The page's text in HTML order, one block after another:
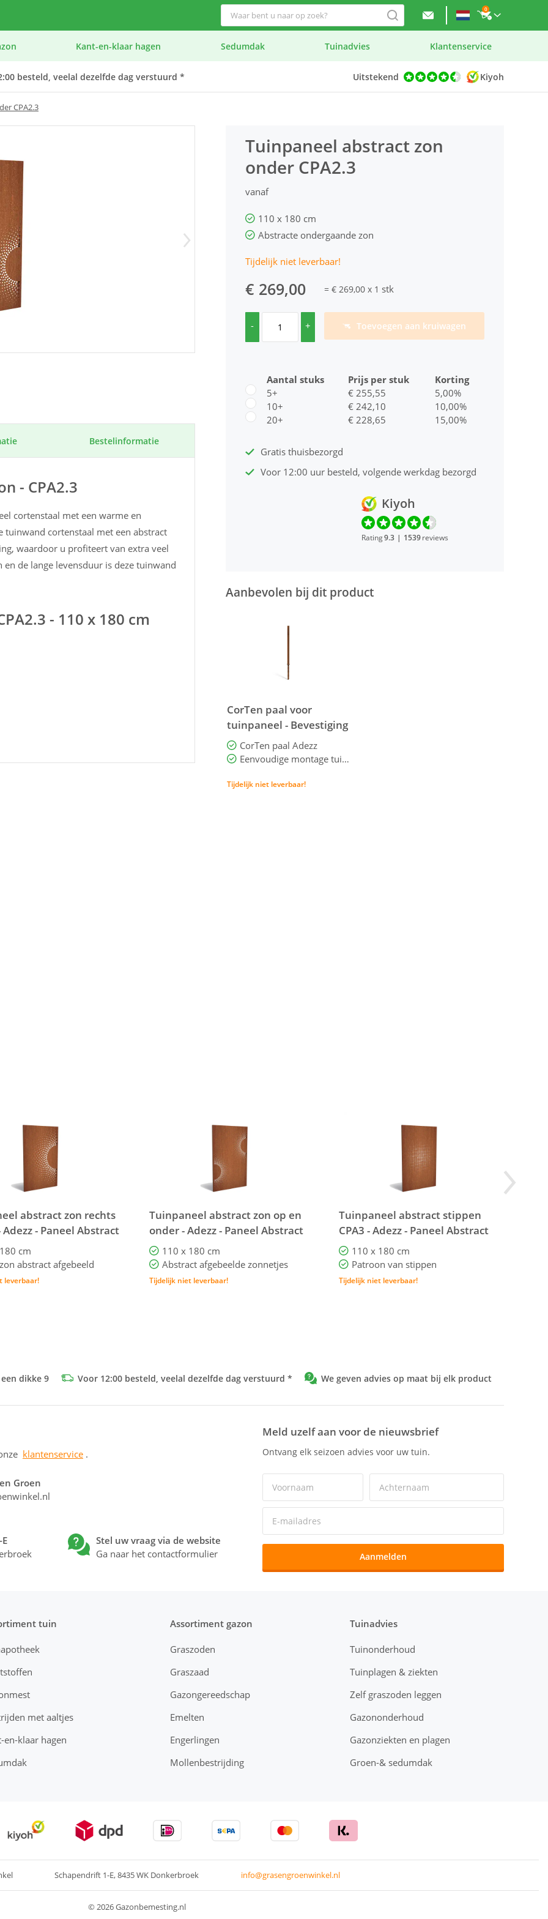
0
Kant-en-klaar hagen Sedumdak Tuinadvies Klantenservice
besteld, veelal dezelfde dag verstuurd *
Uitstekend Kiyoh
CPA2.3
Tuinpaneel abstract zon
onder CPA2.3
vanaf
110 x 180 cm
Abstracte ondergaande zon
Tijdelijk niet leverbaar!
€ 269,00 = € 269,00 x 1 stk
- + Toevoegen aan kruiwagen
Aantal stuks Prijs per stuk
Korting
5+
€ 255,55
5,00%
10+
€ 242,10
10,00%
20+
€ 228,65 15,00%
Gratis thuisbezorgd
Voor 12:00 uur besteld, volgende werkdag bezorgd
Kiyoh
Rating9.3 | 1539reviews
Aanbevolen bij dit product
CorTen paal voor
tuinpaneel - Bevestiging
tuinpanelen Adezz -
CPP1
CorTen paal Adezz
Eenvoudige montage tuinpaneel
Tijdelijk niet leverbaar!
Bestel­informatie
- CPA2.3
cortenstaal met een warme en
cortenstaal met een abstract
waardoor u profiteert van extra veel
de lange levensduur is deze tuinwand
- 110 x 180 cm
abstract zon rechts
Adezz - Paneel Abstract
cm
abstract afgebeeld
leverbaar!
Tuinpaneel abstract zon op en
onder - Adezz - Paneel Abstract
CPA2.4110 x 180 cm
Abstract afgebeelde zonnetjes
Tijdelijk niet leverbaar!
Tuinpaneel abstract stippen
CPA3 - Adezz - Paneel Abstract
CPA3110 x 180 cm
Patroon van stippen
Tijdelijk niet leverbaar!
dikke 9 Voor 12:00 besteld, veelal dezelfde dag verstuurd * We geven advies op maat bij elk product
klantenservice .
Groen
Stel uw vraag via de website
Ga naar het contactformulier
Meld uzelf aan voor de nieuwsbrief
Ontvang elk seizoen advies voor uw tuin.
Aanmelden
tuin
met aaltjes
en-klaar hagen
Assortiment gazon
Graszoden
Graszaad
Gazongereedschap
Emelten
Engerlingen
Mollenbestrijding
Tuinadvies
Tuinonderhoud
Tuinplagen & ziekten
Zelf graszoden leggen
Gazononderhoud
Gazonziekten en plagen
Groen-& sedumdak
Schapendrift 1-E 8435 WK Donkerbroek info@grasengroenwinkel.nl
© 2026 Gazonbemesting.nl